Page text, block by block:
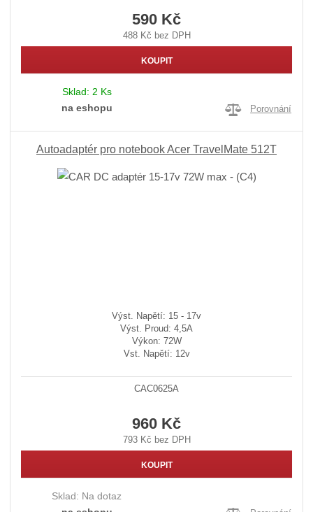
590 Kč
488 Kč bez DPH
KOUPIT
Sklad: 2 Ks
na eshopu
Porovnání
Autoadaptér pro notebook Acer TravelMate 512T
Výst. Napětí: 15 - 17v
Výst. Proud: 4,5A
Výkon: 72W
Vst. Napětí: 12v
CAC0625A
960 Kč
793 Kč bez DPH
KOUPIT
Sklad: Na dotaz